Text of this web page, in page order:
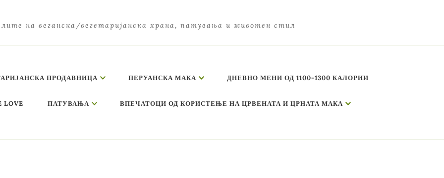
на веганска/вегетаријанска храна, патувања и животен стил
ПРОДАВНИЦА ПЕРУАНСКА МАКА ДНЕВНО МЕНИ ОД 1100-1300 КАЛОРИИ
LOVE ПАТУВАЊА ВПЕЧАТОЦИ ОД КОРИСТЕЊЕ НА ЦРВЕНАТА И ЦРНАТА МАКА